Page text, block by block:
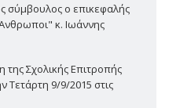
σύμβουλος ο επικεφαλής
κ. Ιωάννης
Σχολικής Επιτροπής
Τετάρτη 9/9/2015 στις